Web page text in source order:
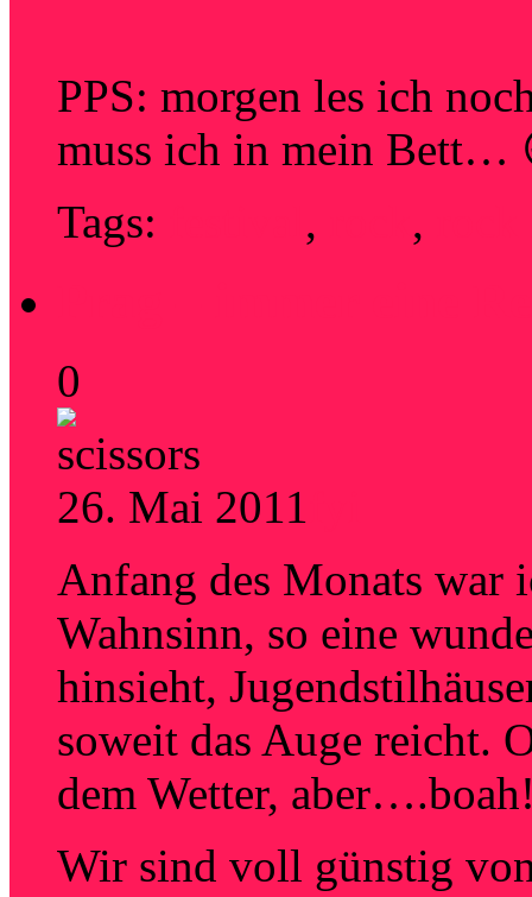
PPS: morgen les ich
muss ich in mein Bett…
Tags:
, ,
0
26. Mai 2011
Anfang des Monats war
Wahnsinn, so eine
hinsieht,
soweit das Auge reicht.
dem Wetter,
Wir sind voll günstig